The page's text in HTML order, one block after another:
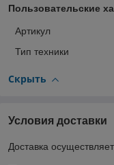
Пользовательские
Артикул
Тип техники
Скрыть
Условия доставки
Доставка